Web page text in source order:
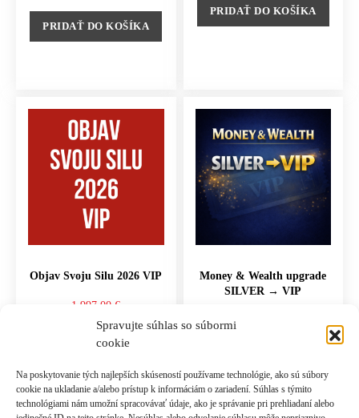
Spravujte súhlas so súbormi
cookie
Na poskytovanie tých najlepších skúseností používame technológie, ako sú súbory
cookie na ukladanie a/alebo prístup k informáciám o zariadení. Súhlas s týmito
technológiami nám umožní spracovávať údaje, ako je správanie pri prehliadaní alebo
PRIDAŤ DO KOŠÍKA
PRIDAŤ DO KOŠÍKA
Objav Svoju Silu 2026 VIP
1,997.00 €
PRIDAŤ DO KOŠÍKA
Money & Wealth upgrade
SILVER → VIP